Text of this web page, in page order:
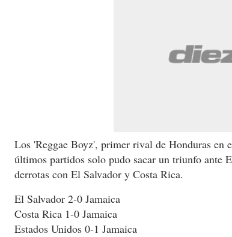
Los 'Reggae Boyz', primer rival de Honduras en
últimos partidos solo pudo sacar un triunfo ante
derrotas con El Salvador y Costa Rica.
El Salvador 2-0 Jamaica
Costa Rica 1-0 Jamaica
Estados Unidos 0-1 Jamaica